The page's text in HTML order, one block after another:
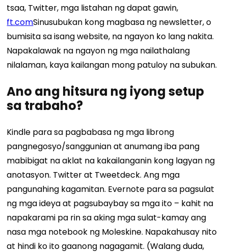
tsaa, Twitter, mga listahan ng dapat gawin,
ft.comSinusubukan kong magbasa ng newsletter, o
bumisita sa isang website, na ngayon ko lang nakita.
Napakalawak na ngayon ng mga nailathalang
nilalaman, kaya kailangan mong patuloy na subukan.
Ano ang hitsura ng iyong setup
sa trabaho?
Kindle para sa pagbabasa ng mga librong
pangnegosyo/sanggunian at anumang iba pang
mabibigat na aklat na kakailanganin kong lagyan ng
anotasyon. Twitter at Tweetdeck. Ang mga
pangunahing kagamitan. Evernote para sa pagsulat
ng mga ideya at pagsubaybay sa mga ito – kahit na
napakarami pa rin sa aking mga sulat-kamay ang
nasa mga notebook ng Moleskine. Napakahusay nito
at hindi ko ito gaanong nagagamit. (Walang duda,